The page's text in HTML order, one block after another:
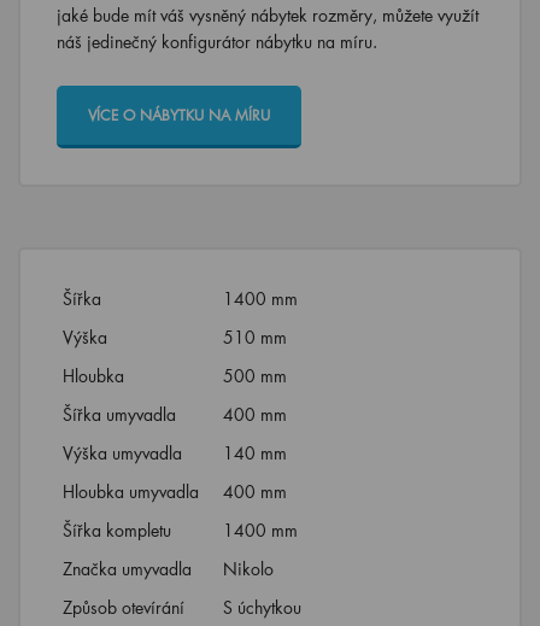
jaké bude mít váš vysněný nábytek rozměry, můžete využít
náš jedinečný konfigurátor nábytku na míru.
VÍCE O NÁBYTKU NA MÍRU
Šířka
1400 mm
Výška
510 mm
Hloubka
500 mm
Šířka umyvadla
400 mm
Výška umyvadla
140 mm
Hloubka umyvadla
400 mm
Šířka kompletu
1400 mm
Značka umyvadla
Nikolo
Způsob otevírání
S úchytkou